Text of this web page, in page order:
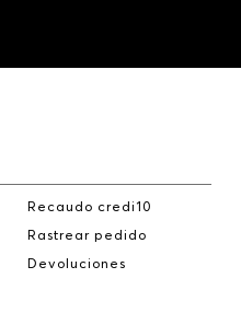
Recaudo credi10
Rastrear pedido
Devoluciones